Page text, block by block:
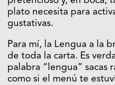
plato necesita para
gustativas.
Para mí, la Lengua a la
de toda la carta. Es
palabra “lengua” sacas
como si el menú te